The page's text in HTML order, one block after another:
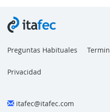
Preguntas Habituales
Privacidad
itafec@itafec.com